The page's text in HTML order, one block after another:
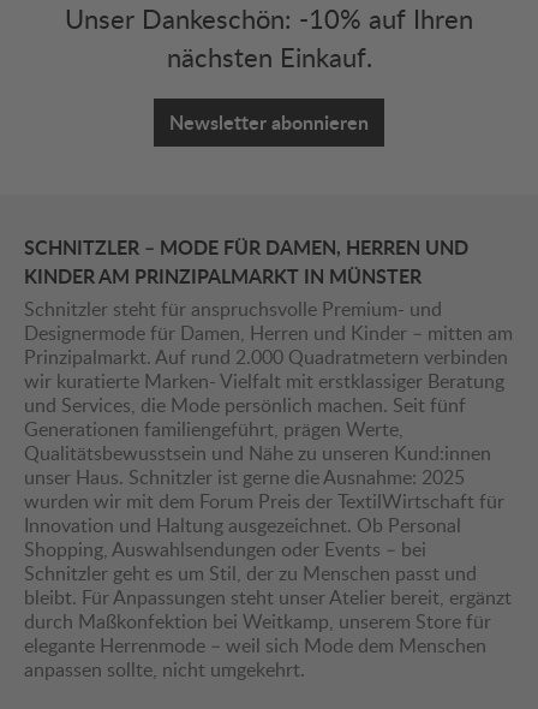
Unser Dankeschön: -10% auf Ihren
nächsten Einkauf.
Newsletter abonnieren
SCHNITZLER – MODE FÜR DAMEN, HERREN UND
KINDER AM PRINZIPALMARKT IN MÜNSTER
Schnitzler steht für anspruchsvolle Premium- und
Designermode für Damen, Herren und Kinder – mitten am
Prinzipalmarkt. Auf rund 2.000 Quadratmetern verbinden
wir kuratierte Marken- Vielfalt mit erstklassiger Beratung
und Services, die Mode persönlich machen. Seit fünf
Generationen familiengeführt, prägen Werte,
Qualitätsbewusstsein und Nähe zu unseren Kund:innen
unser Haus. Schnitzler ist gerne die Ausnahme: 2025
wurden wir mit dem Forum Preis der TextilWirtschaft für
Innovation und Haltung ausgezeichnet. Ob Personal
Shopping, Auswahlsendungen oder Events – bei
Schnitzler geht es um Stil, der zu Menschen passt und
bleibt. Für Anpassungen steht unser Atelier bereit, ergänzt
durch Maßkonfektion bei Weitkamp, unserem Store für
elegante Herrenmode – weil sich Mode dem Menschen
anpassen sollte, nicht umgekehrt.